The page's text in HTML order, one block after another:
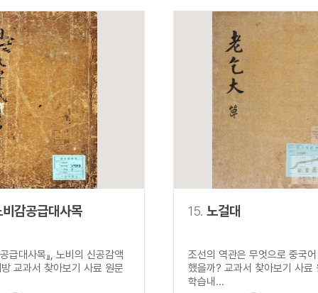
감공급대사목
급대사목』, 노비의 신공감액
교과서 찾아보기 사료 원문
15. 노걸대
조선의 역관은 무엇으로 중국
했을까? 교과서 찾아보기 사료
학습내...